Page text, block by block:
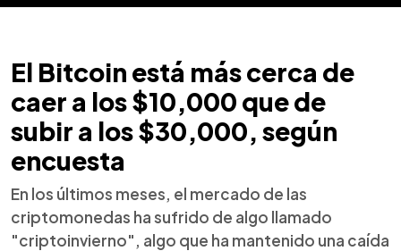
El Bitcoin está más cerca de
caer a los $10,000 que de
subir a los $30,000, según
encuesta
En los últimos meses, el mercado de las
criptomonedas ha sufrido de algo llamado
"criptoinvierno", algo que ha mantenido una caída